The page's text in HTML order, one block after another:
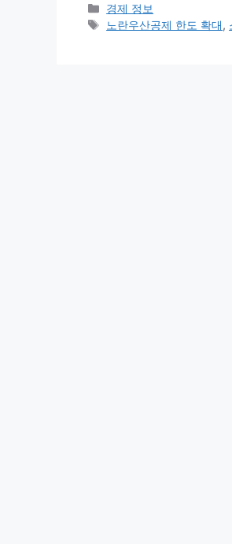
카
테
경제 정보
태
노란우산공제 한도 확대,